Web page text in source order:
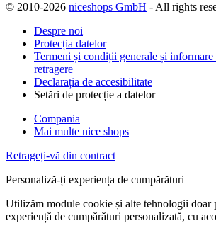
© 2010-2026 niceshops GmbH - All rights
Despre noi
Protecția datelor
Termeni și condiții generale și
retragere
Declarația de accesibilitate
Setări de protecție a datelor
Compania
Mai multe nice shops
Retrageți-vă din contract
Personaliză-ți experiența de cumpărături
Utilizăm module cookie și alte tehnologii doar
experiență de cumpărături personalizată, cu